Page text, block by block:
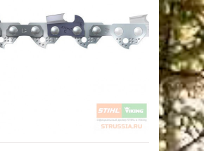
И СЕРВИС